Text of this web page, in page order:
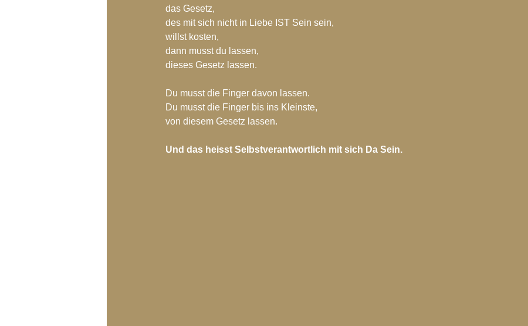
das Gesetz,
des mit sich nicht in Liebe IST Sein sein,
willst kosten,
dann musst du lassen,
dieses Gesetz lassen.
Du musst die Finger davon lassen.
Du musst die Finger bis ins Kleinste,
von diesem Gesetz lassen.
Und das heisst Selbstverantwortlich mit sich Da Sein.